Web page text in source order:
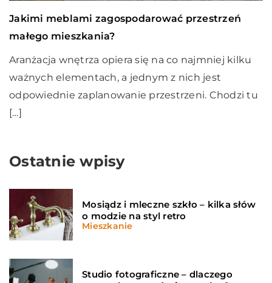
Jakimi meblami zagospodarować przestrzeń
małego mieszkania?
Aranżacja wnętrza opiera się na co najmniej kilku
ważnych elementach, a jednym z nich jest
odpowiednie zaplanowanie przestrzeni. Chodzi tu
[…]
Ostatnie wpisy
Mosiądz i mleczne szkło – kilka słów
o modzie na styl retro
Mieszkanie
Studio fotograficzne – dlaczego